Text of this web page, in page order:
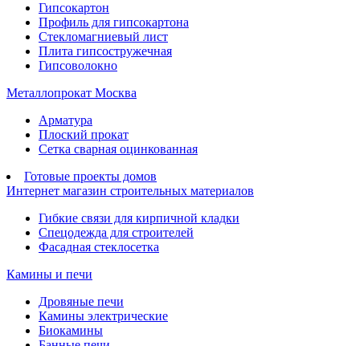
Гипсокартон
Профиль для гипсокартона
Стекломагниевый лист
Плита гипсостружечная
Гипсоволокно
Металлопрокат Москва
Арматура
Плоский прокат
Сетка сварная оцинкованная
Готовые проекты домов
Интернет магазин строительных материалов
Гибкие связи для кирпичной кладки
Спецодежда для строителей
Фасадная стеклосетка
Камины и печи
Дровяные печи
Камины электрические
Биокамины